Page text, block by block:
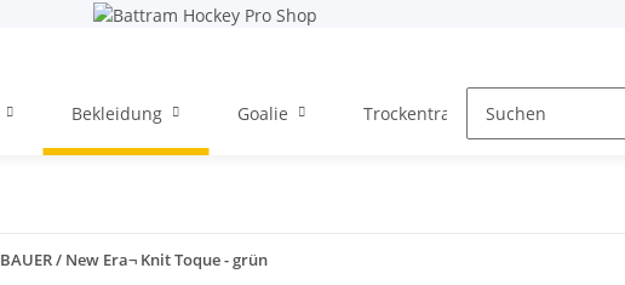
Bekleidung Goalie Trockentraining
BAUER / New Era¬ Knit Toque - grün